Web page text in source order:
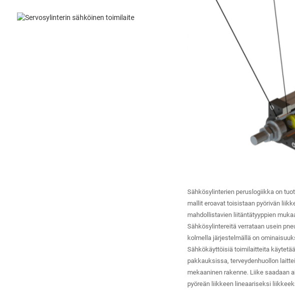
Sähkösylinterien peruslogiikka on
mallit eroavat toisistaan ​​pyörivän
mahdollistavien liitäntätyyppien
Sähkösylintereitä verrataan usein
kolmella järjestelmällä on
Sähkökäyttöisiä toimilaitteita
pakkauksissa, terveydenhuollon
mekaaninen rakenne. Liike saadaan
pyöreän liikkeen lineaariseksi